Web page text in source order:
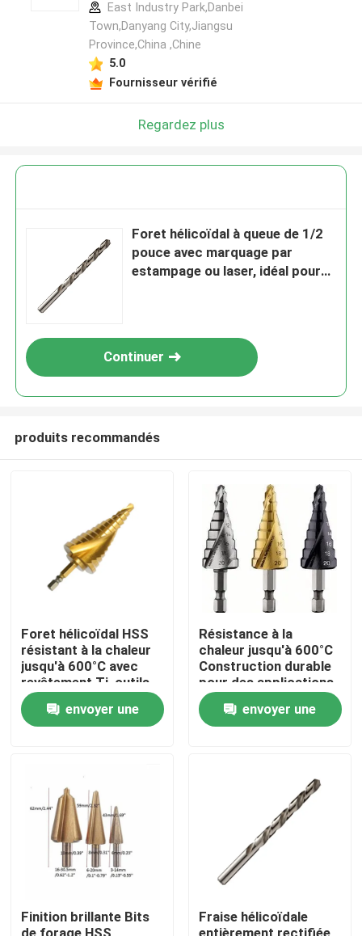
Maison
Produits
Au sujet de nous
East Industry Park,Danbei
Town,Danyang City,Jiangsu
Province,China ,Chine
5.0
Fournisseur vérifié
Regardez plus
Foret hélicoïdal à queue de 1/2
pouce avec marquage par
estampage ou laser, idéal pour
Continuer
produits recommandés
Foret hélicoïdal HSS
résistant à la chaleur
jusqu'à 600°C avec
revêtement Ti, outils
de perçage adaptés
pour métal, bois et
plastique
envoyer une
Résistance à la
chaleur jusqu'à 600°C
Construction durable
pour des applications
industrielles de longue
durée envoyer une
Finition brillante Bits
Fraise hélicoïdale